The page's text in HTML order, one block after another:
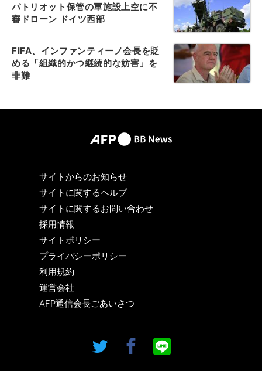
パトリオット保管の軍施設上空に不
審ドローン ドイツ西部
FIFA、インファンティーノ会長を貶
める「組織的かつ継続的な妨害」を
非難
サイトからのお知らせ
サイトに関するヘルプ
サイトに関するお問い合わせ
採用情報
サイトポリシー
プライバシーポリシー
利用規約
運営会社
AFP通信会長ごあいさつ